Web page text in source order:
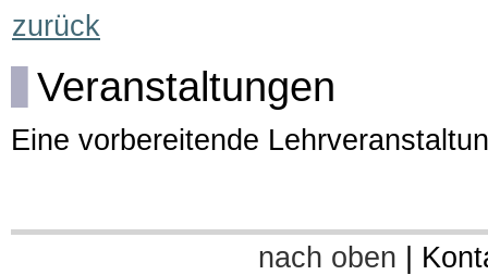
zurück
Veranstaltungen
Eine vorbereitende
nach oben |